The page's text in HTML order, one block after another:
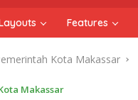
Features
Kota Makassar
Makassar